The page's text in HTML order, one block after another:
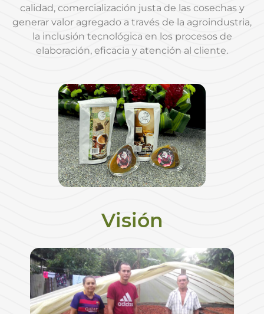
calidad, comercialización justa de las cosechas y
generar valor agregado a través de la agroindustria,
la inclusión tecnológica en los procesos de
elaboración, eficacia y atención al cliente.
Visión